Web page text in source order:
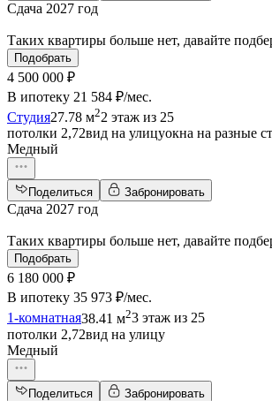
Сдача 2027 год
Таких квартиры больше нет, давайте
Подобрать
4 500 000 ₽
В ипотеку 21 584 ₽/мес.
Студия27.78 м22 этаж из 25
потолки 2,72вид на улицуокна на разные
Медный
Поделиться Забронировать
Сдача 2027 год
Таких квартиры больше нет, давайте
Подобрать
6 180 000 ₽
В ипотеку 35 973 ₽/мес.
1-комнатная38.41 м23 этаж из 25
потолки 2,72вид на улицу
Медный
Поделиться Забронировать